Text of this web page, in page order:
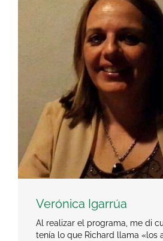
Verónica Igarrúa
Al realizar el programa, me di
tenía lo que Richard llama «los